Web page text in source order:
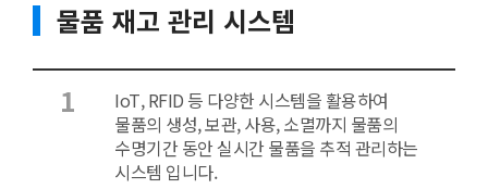
물품 재고 관리 시스템
1
IoT, RFID 등 다양한 시스템을 활용하여
물품의 생성, 보관, 사용, 소멸까지 물품의
수명기간 동안 실시간 물품을 추적 관리하는
시스템 입니다.